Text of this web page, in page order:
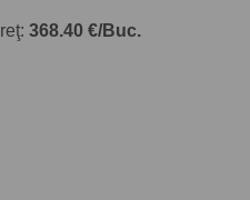
368.40 €/Buc.